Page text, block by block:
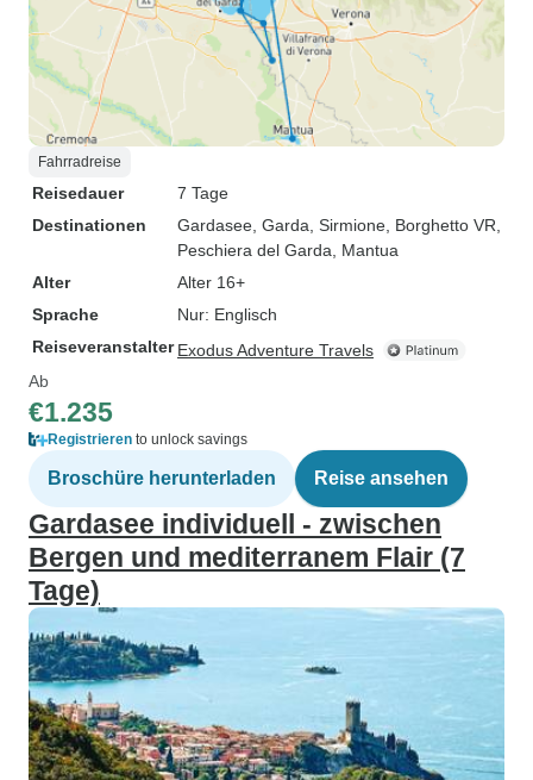
Fahrradreise
Reisedauer
7 Tage
Destinationen
Gardasee , Garda , Sirmione , Borghetto VR
Peschiera del Garda , Mantua
Alter
Alter 16+
Sprache
Nur: Englisch
Reiseveranstalter Exodus Adventure Travels
Ab
€1.235
Registrieren to unlock savings
Broschüre herunterladen Reise ansehen
Gardasee individuell - zwischen
Bergen und mediterranem Flair (7
Tage)